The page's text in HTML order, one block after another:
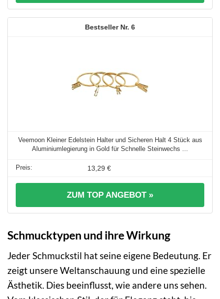
6
Veemoon Kleiner Edelstein Halter und Sicheren Halt 4 Stück aus
Aluminiumlegierung in Gold für Schnelle Steinwechs ...
13,29 €
ZUM TOP ANGEBOT »
Schmucktypen und ihre Wirkung
Jeder Schmuckstil hat seine eigene Bedeutung. Er
zeigt unsere Weltanschauung und eine spezielle
Ästhetik. Dies beeinflusst, wie andere uns sehen.